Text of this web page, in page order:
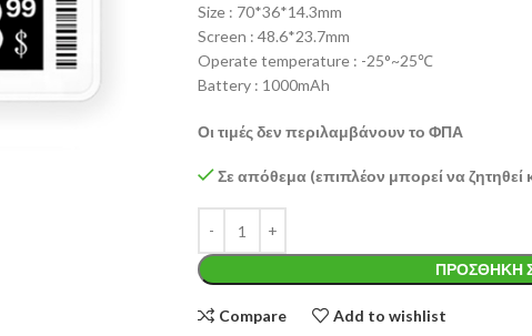
Size : 70*36*14.3mm
Screen : 48.6*23.7mm
Operate temperature : -25°~25℃
Battery : 1000mAh
Οι τιμές δεν περιλαμβάνουν το ΦΠΑ
Σε απόθεμα (επιπλέον μπορεί να ζητηθεί
ΠΡΟΣΘΉΚΗ
Compare Add to wishlist